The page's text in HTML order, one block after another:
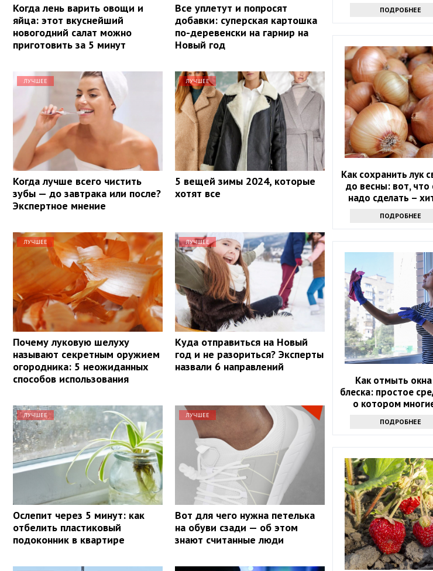
Когда лень варить овощи и
яйца: этот вкуснейший
новогодний салат можно
приготовить за 5 минут
Все уплетут и попросят
добавки: суперская картошка
по-деревенски на гарнир на
Новый год
ЛУЧШЕЕ
Когда лучше всего чистить
зубы — до завтрака или после?
Экспертное мнение
ЛУЧШЕЕ
5 вещей зимы 2024, которые
хотят все
ЛУЧШЕЕ
Почему луковую шелуху
называют секретным оружием
огородника: 5 неожиданных
способов использования
ЛУЧШЕЕ
Куда отправиться на Новый
год и не разориться? Эксперты
назвали 6 направлений
ЛУЧШЕЕ
Ослепит через 5 минут: как
отбелить пластиковый
подоконник в квартире
ЛУЧШЕЕ
Вот для чего нужна петелька
на обуви сзади — об этом
знают считанные люди
ПОДРОБНЕЕ
Как сохранить лук
до весны: вот, что
надо сделать –
ПОДРОБНЕЕ
Как отмыть
блеска: простое
о котором
ПОДРОБНЕЕ